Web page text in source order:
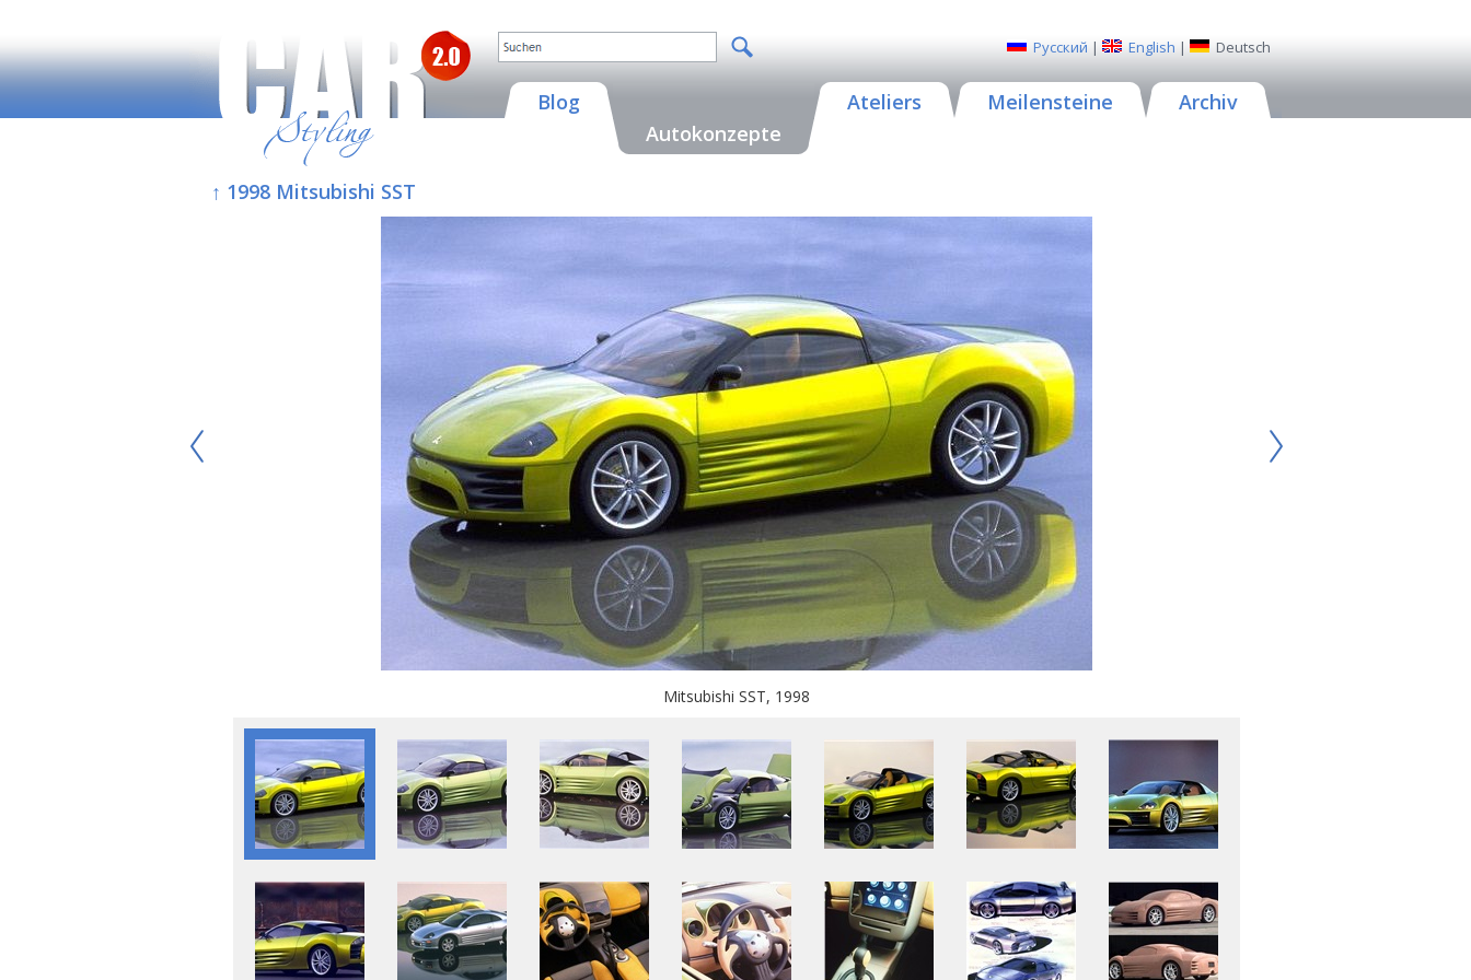
Русский | English | Deutsch
Blog
Autokonzepte
Ateliers Meilensteine Archiv
↑ 1998 Mitsubishi SST
Mitsubishi SST, 1998